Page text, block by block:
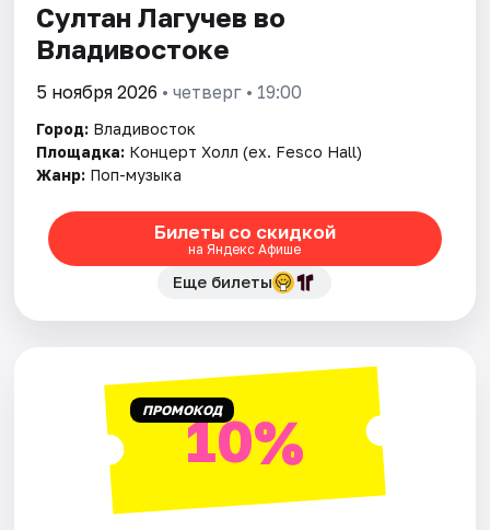
Султан Лагучев во
Владивостоке
5 ноября 2026 • четверг • 19:00
Город: Владивосток
Площадка: Концерт Холл (ex. Fesco Hall)
Жанр: Поп-музыка
Билеты со скидкой
на Яндекс Афише
Еще билеты
ПРОМОКОД10%